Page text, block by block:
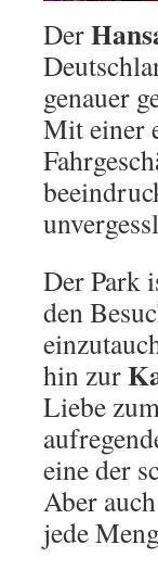
Der
genauer
Mit einer
Der Park
den
hin zur
Liebe
eine der
Aber
jede